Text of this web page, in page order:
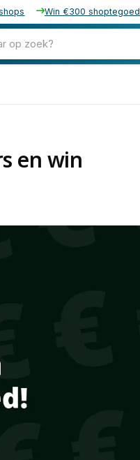
Win €300 shoptegoed
op zoek?
en win